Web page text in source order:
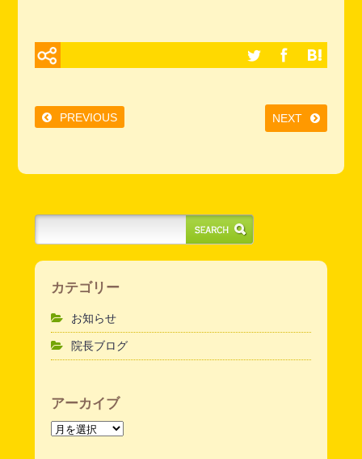
PREVIOUS NEXT
カテゴリー
お知らせ
院長ブログ
アーカイブ
ア